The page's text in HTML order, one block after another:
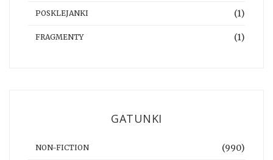
POSKLEJANKI (1)
FRAGMENTY (1)
GATUNKI
NON-FICTION (990)